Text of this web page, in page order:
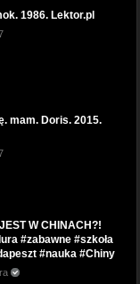
1986. Lektor.pl
mam. Doris. 2015.
W CHINACH?!
#zabawne #szkoła
#nauka #Chiny